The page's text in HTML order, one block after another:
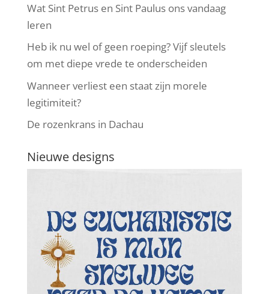
Wat Sint Petrus en Sint Paulus ons vandaag
leren
Heb ik nu wel of geen roeping? Vijf sleutels
om met diepe vrede te onderscheiden
Wanneer verliest een staat zijn morele
legitimiteit?
De rozenkrans in Dachau
Nieuwe designs